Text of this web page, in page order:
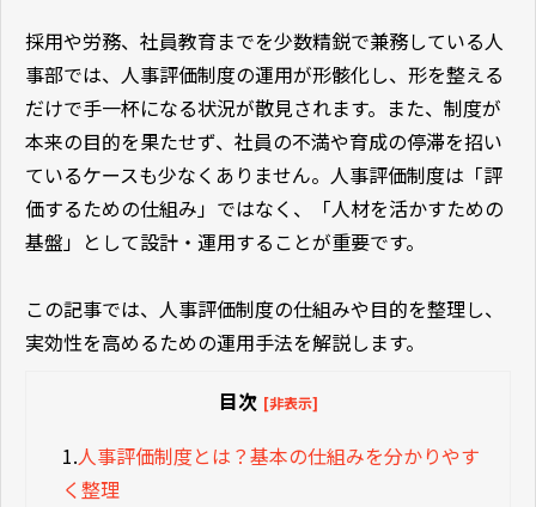
採用や労務、社員教育までを少数精鋭で兼務している人
事部では、人事評価制度の運用が形骸化し、形を整える
だけで手一杯になる状況が散見されます。また、制度が
本来の目的を果たせず、社員の不満や育成の停滞を招い
ているケースも少なくありません。人事評価制度は「評
価するための仕組み」ではなく、「人材を活かすための
基盤」として設計・運用することが重要です。
この記事では、人事評価制度の仕組みや目的を整理し、
実効性を高めるための運用手法を解説します。
目次 [非表示]
1.人事評価制度とは？基本の仕組みを分かりやす
く整理